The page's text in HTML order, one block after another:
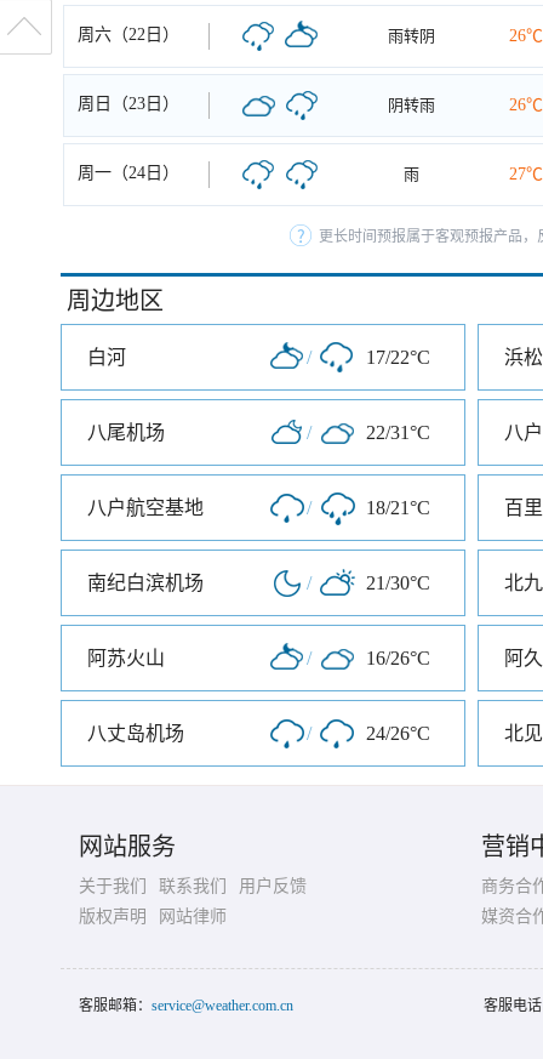
周六（22日） 雨转阴 26℃
周日（23日） 阴转雨 26℃
周一（24日） 雨 27℃
更长时间预报属于客观预报产品
周边地区
白河 / 17/22°C 浜
八尾机场 / 22/31°C 八户
八户航空基地 / 18/21°C 百
南纪白滨机场 / 21/30°C 北
阿苏火山 / 16/26°C 阿
八丈岛机场 / 24/26°C 北
网站服务
关于我们 联系我们
用户反馈
版权声明
网站律师
营销
商务合
媒资合
客服邮箱： service@weather.com.cn 客服电